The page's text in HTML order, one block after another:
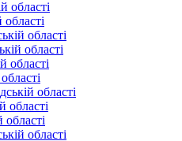
області
області
області
області
області
області
області
області